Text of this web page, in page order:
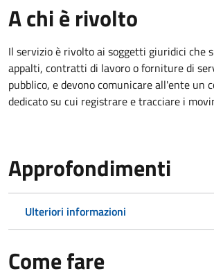
A chi è rivolto
Il servizio è rivolto ai soggetti giuridici che
appalti, contratti di lavoro o forniture di
pubblico, e devono comunicare all'ente un
dedicato su cui registrare e tracciare i
Approfondimenti
Ulteriori informazioni
Come fare